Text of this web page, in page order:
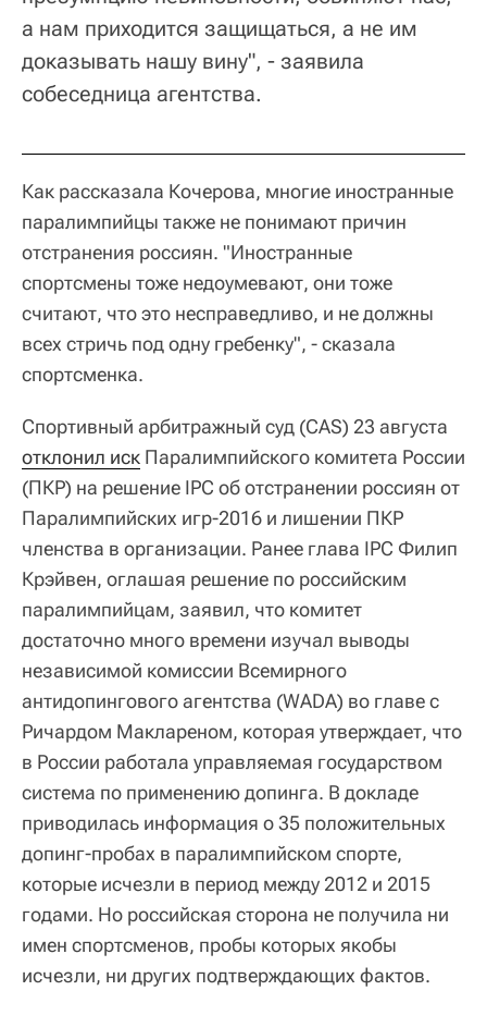
а нам приходится защищаться, а не им
доказывать нашу вину", - заявила
собеседница агентства.
Как рассказала Кочерова, многие иностранные
паралимпийцы также не понимают причин
отстранения россиян. "Иностранные
спортсмены тоже недоумевают, они тоже
считают, что это несправедливо, и не должны
всех стричь под одну гребенку", - сказала
спортсменка.
Спортивный арбитражный суд (CAS) 23 августа
отклонил иск Паралимпийского комитета России
(ПКР) на решение IPC об отстранении россиян от
Паралимпийских игр-2016 и лишении ПКР
членства в организации. Ранее глава IPC Филип
Крэйвен, оглашая решение по российским
паралимпийцам, заявил, что комитет
достаточно много времени изучал выводы
независимой комиссии Всемирного
антидопингового агентства (WADA) во главе с
Ричардом Маклареном, которая утверждает, что
в России работала управляемая государством
система по применению допинга. В докладе
приводилась информация о 35 положительных
допинг-пробах в паралимпийском спорте,
которые исчезли в период между 2012 и 2015
годами. Но российская сторона не получила ни
имен спортсменов, пробы которых якобы
исчезли, ни других подтверждающих фактов.